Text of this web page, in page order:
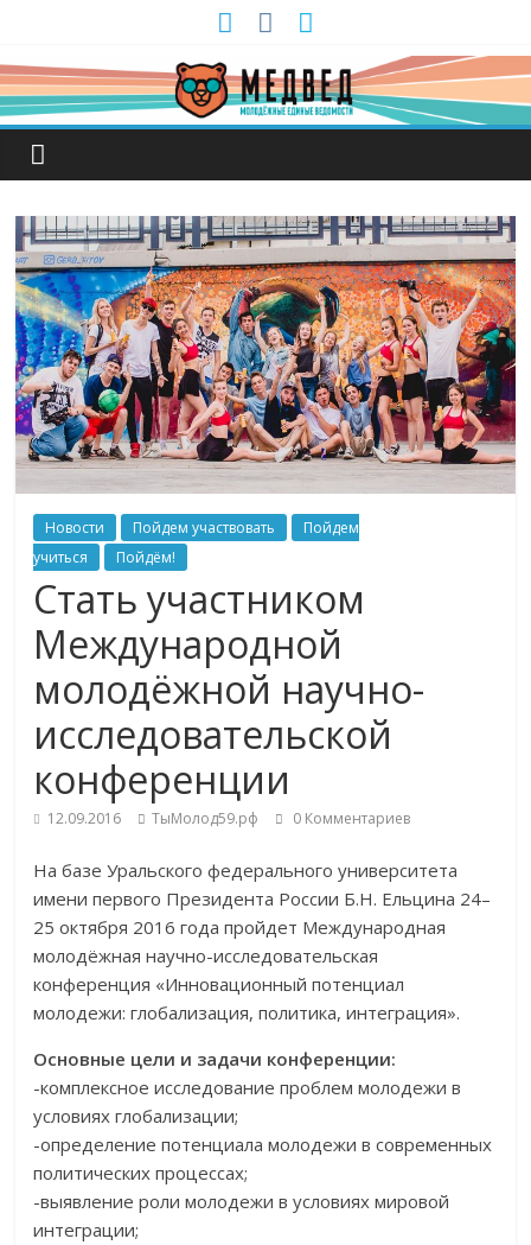
Новости Пойдем участвовать
Пойдем
учиться
Пойдём!
Стать участником
Международной
молодёжной научно-
исследовательской
конференции
12.09.2016 ТыМолод59.рф 0 Комментариев
На базе Уральского федерального университета
имени первого Президента России Б.Н. Ельцина 24–
25 октября 2016 года пройдет Международная
молодёжная научно-исследовательская
конференция «Инновационный потенциал
молодежи: глобализация, политика, интеграция».
Основные цели и задачи конференции:
-комплексное исследование проблем молодежи в
условиях глобализации;
-определение потенциала молодежи в современных
политических процессах;
-выявление роли молодежи в условиях мировой
интеграции;